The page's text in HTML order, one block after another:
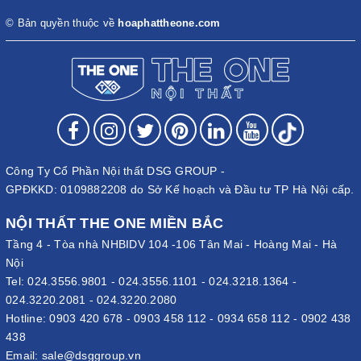
Bàn hội trường gỗ tự nhiên The One
Bàn hội trường gỗ tự nhiên có tính thẩm mỹ cao, khả năng chịu
© Bản quyền thuộc về hoaphattheone.com
Công Ty Cổ Phần Nội thất DSG GROUP -
GPĐKKD: 0109882208 do Sở Kế hoạch và Đầu tư TP Hà Nội cấp.
NỘI THẤT THE ONE MIỀN BẮC
Tầng 4 - Tòa nhà NHBIDV 104 -106 Tân Mai - Hoàng Mai - Hà
Nội
Tel:024.3556.9801 -024.3556.1101 -024.3218.1364 -
024.3220.2081 - 024.3220.2080
Hotline:0903 420 678 - 0903 458 112 - 0934 658 112 - 0902 438
438
Email: sale@dsggroup.vn